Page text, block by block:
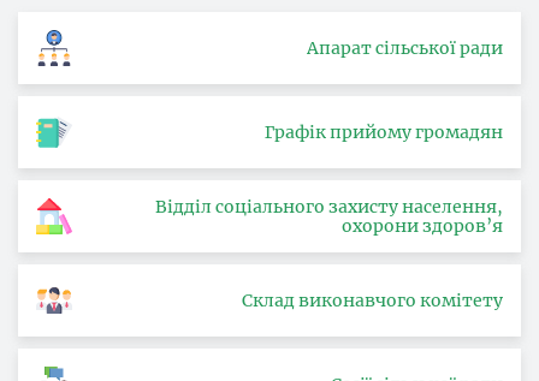
Апарат сільської ради
Графік прийому громадян
Відділ соціального захисту населення,
охорони здоров’я
Склад виконавчого комітету